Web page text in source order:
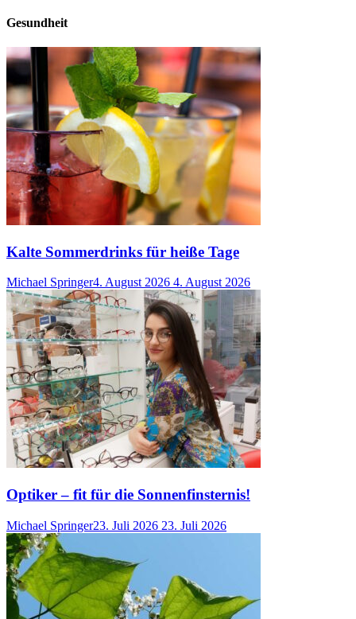
Gesundheit
Kalte Sommerdrinks für heiße Tage
Michael Springer4. August 2026 4. August 2026
Optiker – fit für die Sonnenfinsternis!
Michael Springer23. Juli 2026 23. Juli 2026